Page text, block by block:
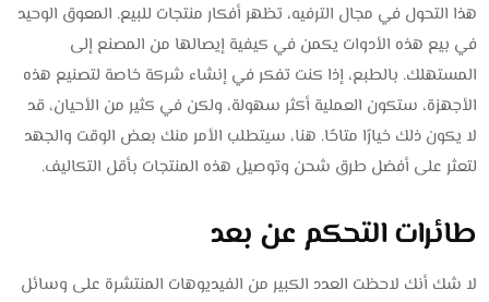
هذا التحول في مجال الترفيه، تظهر أفكار منتجات للبيع. المعوق الوحيد
في بيع هذه الأدوات يكمن في كيفية إيصالها من المصنع إلى
المستهلك. بالطبع، إذا كنت تفكر في إنشاء شركة خاصة لتصنيع هذه
الأجهزة، ستكون العملية أكثر سهولة، ولكن في كثير من الأحيان، قد
لا يكون ذلك خيارًا متاحًا. هنا، سيتطلب الأمر منك بعض الوقت والجهد
لتعثر على أفضل طرق شحن وتوصيل هذه المنتجات بأقل التكاليف.
طائرات التحكم عن بعد
لا شك أنك لاحظت العدد الكبير من الفيديوهات المنتشرة على وسائل